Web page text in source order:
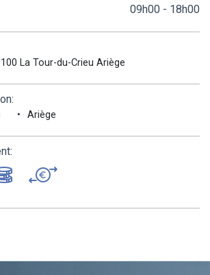
09h00 - 18h00
La Tour-du-Crieu Ariège
Ariège